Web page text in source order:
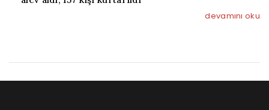
devamını oku